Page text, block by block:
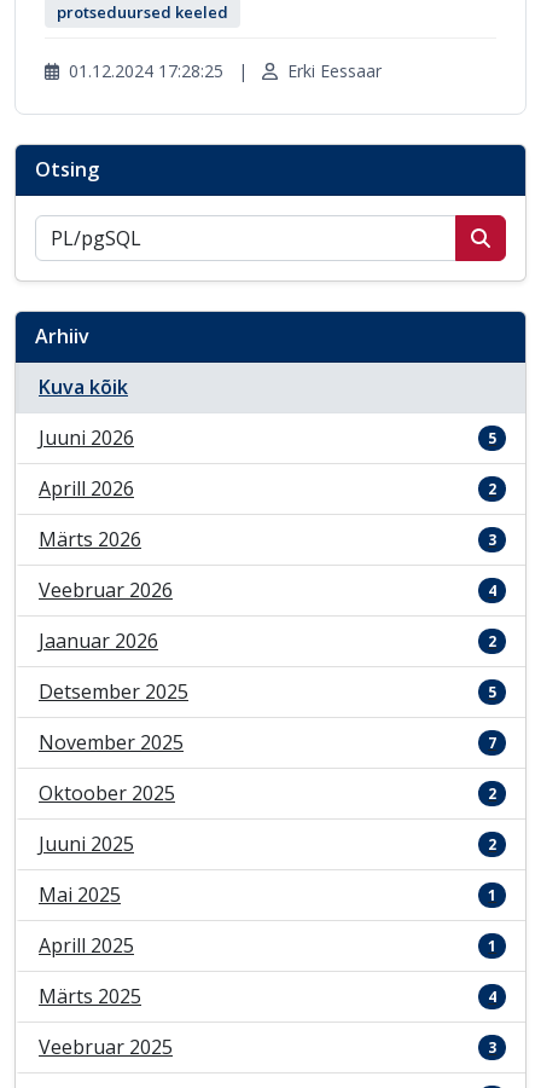
protseduursed keeled
01.12.2024 17:28:25 | Erki Eessaar
Otsing
Otsi postitusi
Arhiiv
Kuva kõik
Juuni 2026
5
Aprill 2026 2
Märts 2026 3
Veebruar 2026 4
Jaanuar 2026 2
Detsember 2025 5
November 2025 7
Oktoober 2025 2
Juuni 2025 2
Mai 2025 1
Aprill 2025 1
Märts 2025 4
Veebruar 2025 3